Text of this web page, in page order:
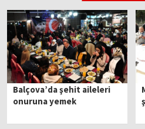
Balçova’da şehit aileleri
onuruna yemek